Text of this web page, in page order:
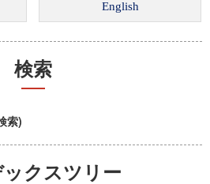
検索
索)
クスツリー